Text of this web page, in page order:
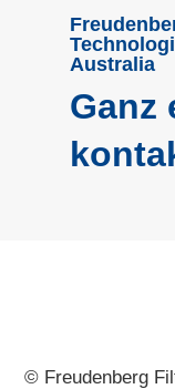
Australia
Ganz
© Freudenberg